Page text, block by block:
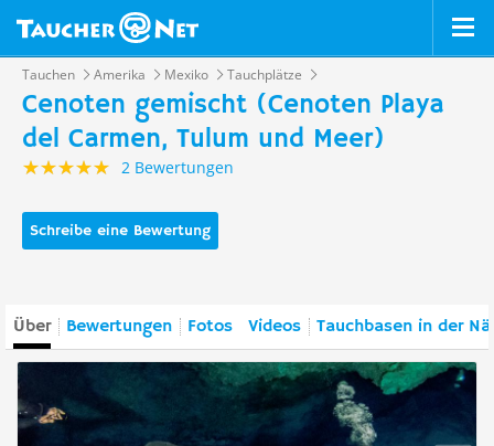
Tauchen Amerika Mexiko Tauchplätze
Cenoten gemischt (Cenoten Playa
del Carmen, Tulum und Meer)
2 Bewertungen
Schreibe eine Bewertung
Über Bewertungen Fotos Videos Tauchbasen in der